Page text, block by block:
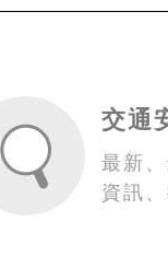
交通
最新
資訊